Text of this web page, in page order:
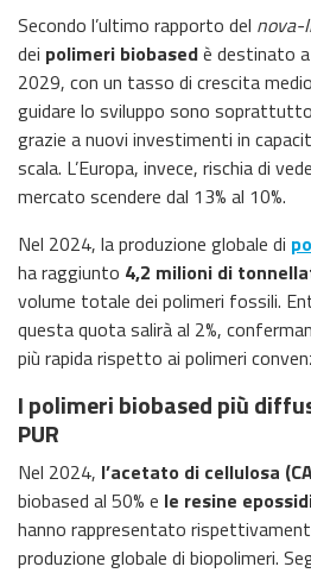
Secondo l’ultimo rapporto del
dei polimeri biobasedè destinato
2029, con un tasso di crescita
guidare lo sviluppo sono soprattutto
grazie a nuovi investimenti in
scala. L’Europa, invece, rischia di
mercato scendere dal 13% al 10%.
Nel 2024, la produzione globale di
ha raggiunto 4,2 milioni di
volume totale dei polimeri fossili.
questa quota salirà al 2%,
più rapida rispetto ai polimeri
I polimeri biobased più
PUR
Nel 2024, l’acetato di cellulosa
biobased al 50% e le resine
hanno rappresentato
produzione globale di biopolimeri.